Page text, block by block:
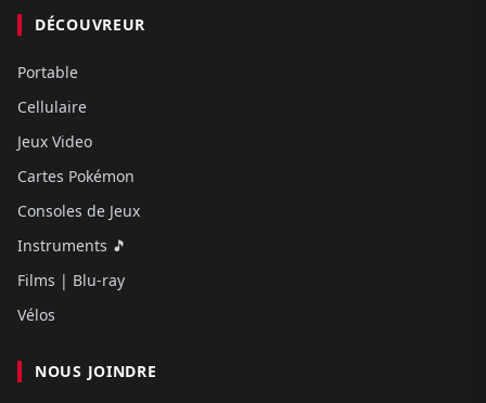
DÉCOUVREUR
Portable
Cellulaire
Jeux Video
Cartes Pokémon
Consoles de Jeux
Instruments 🎵
Films | Blu-ray
Vélos
NOUS JOINDRE